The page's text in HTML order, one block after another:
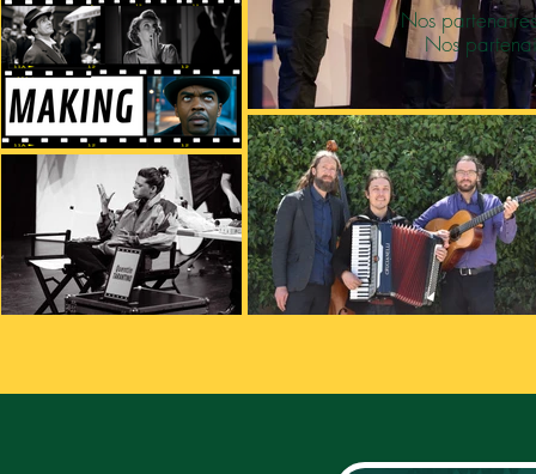
Nos partenaires
Nos